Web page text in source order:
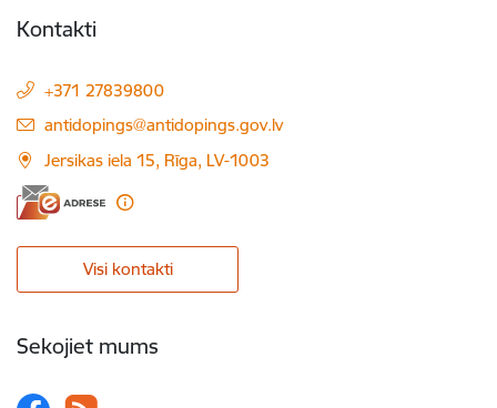
Kontakti
+371 27839800
E-pasts:
antidopings@antidopings.gov.lv
Jersikas iela 15, Rīga, LV-1003
Visi kontakti
Sekojiet mums